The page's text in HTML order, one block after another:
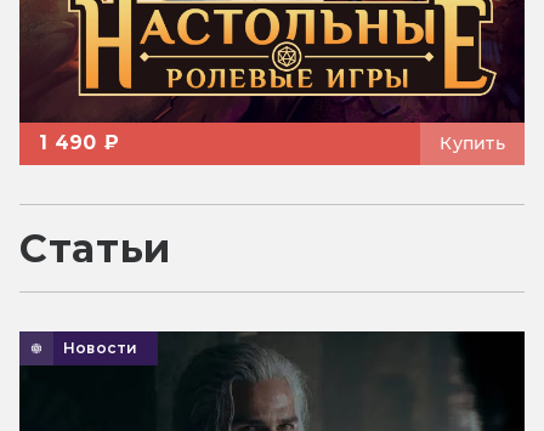
1 490 ₽ Купить
Статьи
Новости